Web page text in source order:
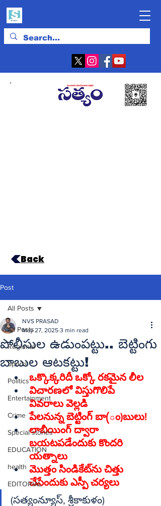
Back
Post
All Posts
Regional
Sports
Politics
Entertainment
Crime
Special stories
EDUCATION
health
EDITORIAL
All Posts
పోలీసుల ఉడుంపట్టు.. బెట్టింగు
బాబుల ఆటకట్టు!
NVS PRASAD
May 27, 2025 3 min read
ఒక్కొక్కరిదీ ఒక్కో రకమైన లీల
విచారణలో విస్తుగొలిపే
వివరాలు వెల్లడి
పేలనున్న బెట్టింగ్‌ బా(ం)బులు!
లాబీయింగ్‌ ద్వారా
బయటపడేందుకు కొందరి
యత్నాలు
మొత్తం సిండికేట్‌ను చిత్తు
చేసేందుకు ఎస్పీ చర్యలు
(సత్యంన్యూస్‌, శ్రీకాకుళం)